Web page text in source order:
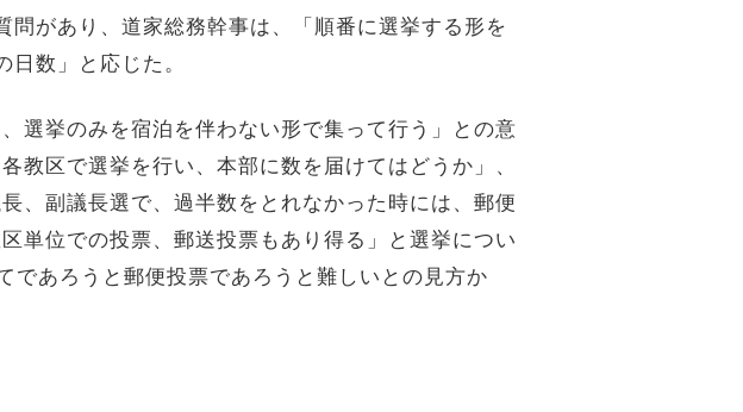
があり、道家総務幹事は、「順番に選挙する形を
数」と応じた。
選挙のみを宿泊を伴わない形で集って行う」との意
教区で選挙を行い、本部に数を届けてはどうか」、
、副議長選で、過半数をとれなかった時には、郵便
単位での投票、郵送投票もあり得る」と選挙につい
であろうと郵便投票であろうと難しいとの見方か